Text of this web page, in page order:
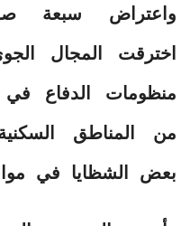
واعتراض سبعة
اخترقت المجال
منظومات الدفاع
من المناطق
بعض الشظايا في